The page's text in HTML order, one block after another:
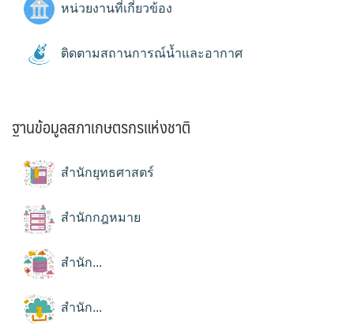
หน่วยงานที่เกี่ยวข้อง
ติดตามสถานการณ์น้ำและอากาศ
ฐานข้อมูลสภาเกษตรกรแห่งชาติ
สำนักยุทธศาสตร์
สำนักกฎหมาย
สำนัก...
สำนัก...